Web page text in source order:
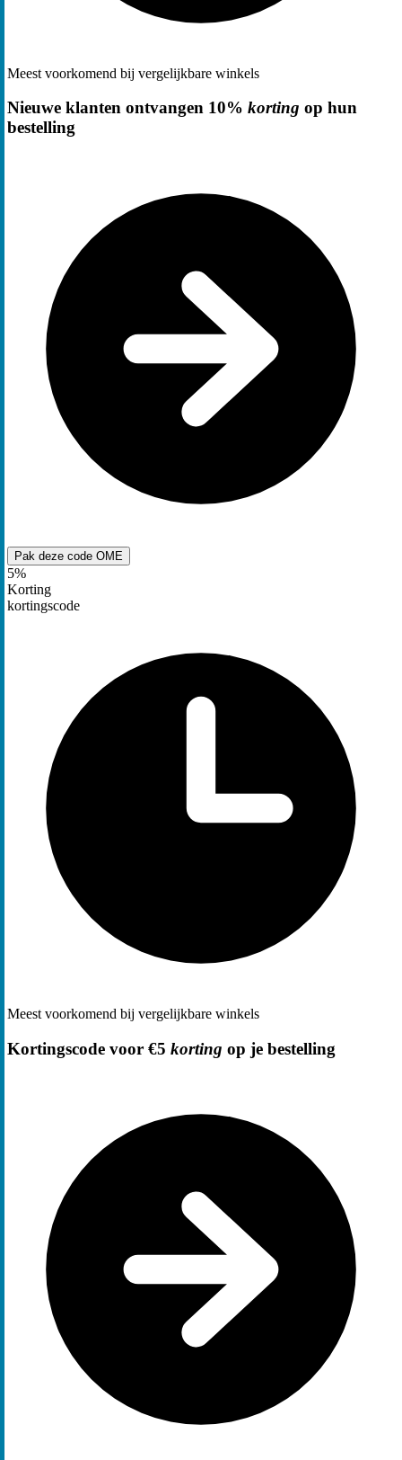
Meest voorkomend bij vergelijkbare winkels
Nieuwe klanten ontvangen 10% korting op hun
bestelling
Pak deze code OME
5%
Korting
kortingscode
Meest voorkomend bij vergelijkbare winkels
Kortingscode voor €5 korting op je bestelling